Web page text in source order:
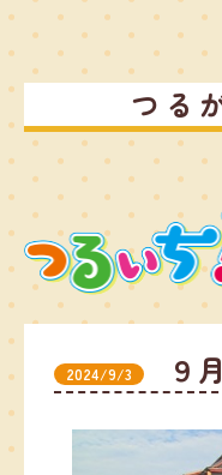
つる
2024/9/3 ９